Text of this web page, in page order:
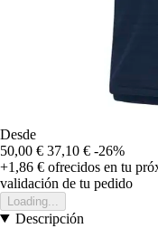
Desde
50,00 € 37,10 € -26%
+1,86 € ofrecidos en tu
validación de tu pedido
Loading...
Descripción